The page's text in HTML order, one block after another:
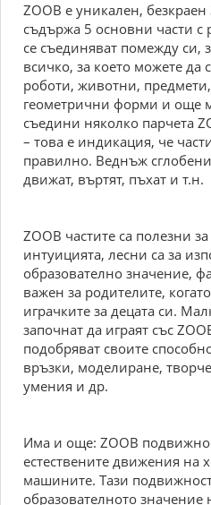
ZOOB е уникален,
съдържа 5 основни части
се съединяват помежду си,
всичко, за което можете да
роботи, животни,
геометрични форми и още
съедини няколко парчета
– това е индикация, че
правилно. Веднъж
движат, въртят, пъхат и т.н.
ZOOB частите са полезни
интуицията, лесни са за
образователно значение,
важен за родителите,
играчките за децата си.
започнат да играят със
подобряват своите
връзки, моделиране,
умения и др.
Има и още: ZOOB
естествените движения на
машините. Тази
образователното значение